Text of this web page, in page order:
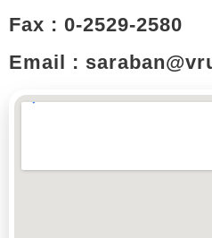
Fax : 0-2529-2580
Email :